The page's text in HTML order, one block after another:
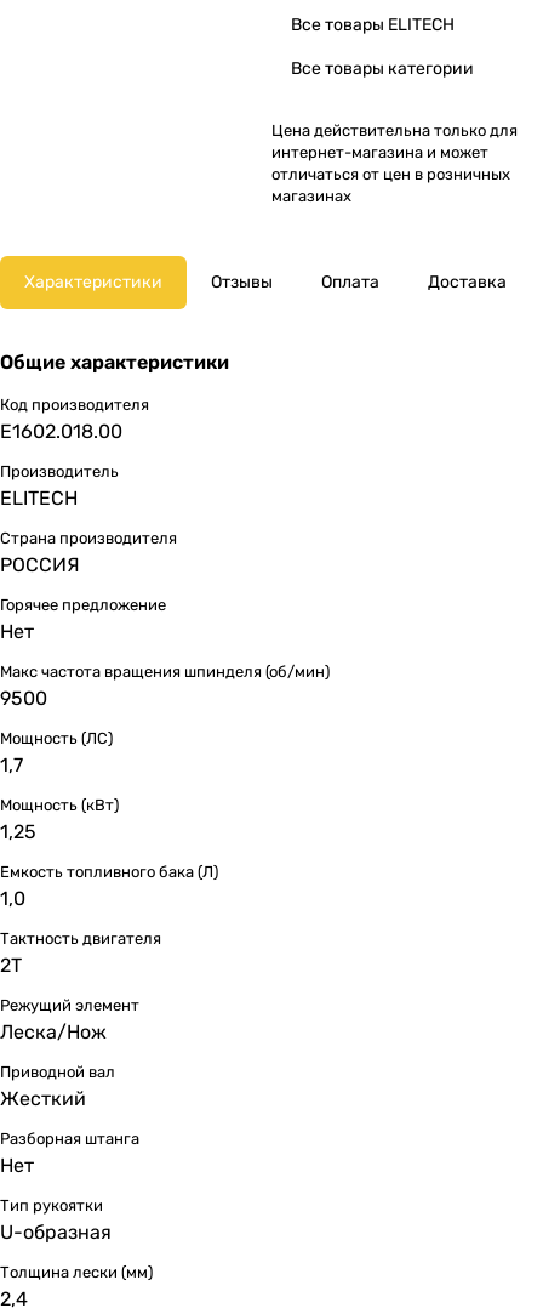
Все товары ELITECH
Все товары категории
Цена действительна только для
интернет-магазина и может
отличаться от цен в розничных
магазинах
Характеристики Отзывы Оплата Доставка
Общие характеристики
Код производителя
E1602.018.00
Производитель
ELITECH
Страна производителя
РОССИЯ
Горячее предложение
Нет
Макс частота вращения шпинделя (об/мин)
9500
Мощность (ЛС)
1,7
Мощность (кВт)
1,25
Емкость топливного бака (Л)
1,0
Тактность двигателя
2Т
Режущий элемент
Леска/Нож
Приводной вал
Жесткий
Разборная штанга
Нет
Тип рукоятки
U-образная
Толщина лески (мм)
2,4